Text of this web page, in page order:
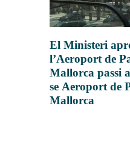
El Ministeri
l’Aeroport de
Mallorca passi
se Aeroport de
Mallorca